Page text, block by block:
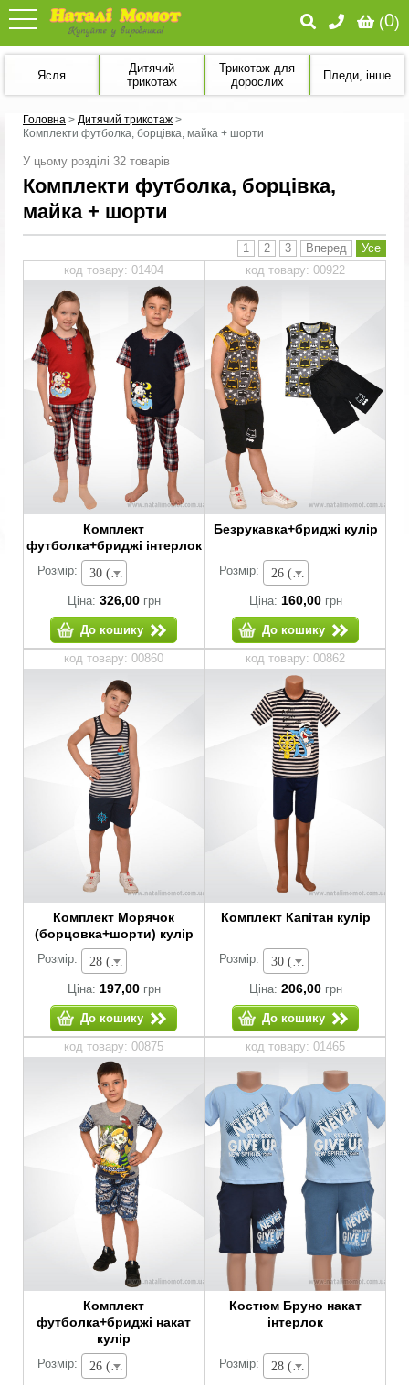
(0)
Ясля
Дитячий
трикотаж
Трикотаж для
дорослих
Пледи, інше
Головна > Дитячий трикотаж >
Комплекти футболка, борцівка, майка + шорти
У цьому розділі 32 товарів
Комплекти футболка, борцівка,
майка + шорти
1 2 3 Вперед
Усе
код товару: 01404
Комплект
футболка+бриджі інтерлок
Розмір:
30 (зріст 104-110 см) - 326,00 грн
Ціна: 326,00грн
До кошику
код товару: 00922
Безрукавка+бриджі кулір
Розмір:
26 (зріст 80-86 см) - 160,00 грн
Ціна: 160,00грн
До кошику
код товару: 00860
Комплект Морячок
(борцовка+шорти) кулір
Розмір:
28 (зріст 92-98 см) - 197,00 грн
Ціна: 197,00грн
До кошику
код товару: 00862
Комплект Капітан кулір
Розмір:
30 (зріст 104-110 см) - 206,00 грн
Ціна: 206,00грн
До кошику
код товару: 00875
Комплект
футболка+бриджі накат
кулір
Розмір:
26 (зріст 80-86 см) - 239,00 грн
код товару: 01465
Костюм Бруно накат
інтерлок
Розмір:
28 (зріст 92-98 см) - 389,00 грн